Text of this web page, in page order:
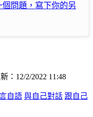
問題，寫下你的另
：12/2/2022 11:48
自語 與自己對話 跟自己